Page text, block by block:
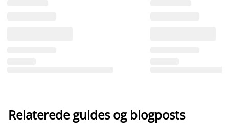
Relaterede guides og blogposts